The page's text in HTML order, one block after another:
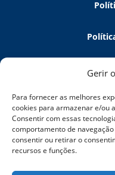
Gerir
Para fornecer as melhores
cookies para armazenar e/ou
Consentir com essas
comportamento de
consentir ou retirar o
recursos e funções.